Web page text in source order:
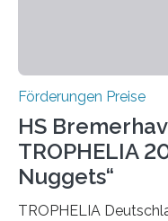
Förderungen Preise
HS
TROPHELIA
Nuggets“
TROPHELIA